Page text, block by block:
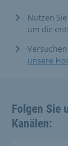
Nutzen
um die
unsere
Folgen Sie
Kanälen: